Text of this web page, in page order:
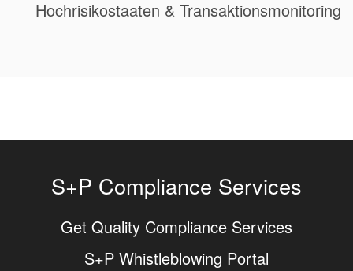
Hochrisikostaaten & Transaktionsmonitoring
S+P Compliance Services
Get Quality Compliance Services
S+P Whistleblowing Portal